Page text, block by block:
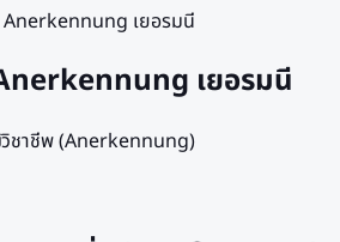
เยอรมนี
เยอรมนี
าชีพ (Anerkennung)